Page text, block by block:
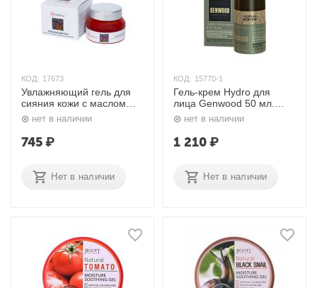
КОД: 17673
Увлажняющий гель для
сияния кожи с маслом
кумкумади 50 гр. Indiale
нет в наличии
745₽
Нет в наличии
КОД: 15770-1
Гель-крем Hydro для
лица Genwood 50 мл.
Estelнет в наличии
1 210₽
Нет в наличии